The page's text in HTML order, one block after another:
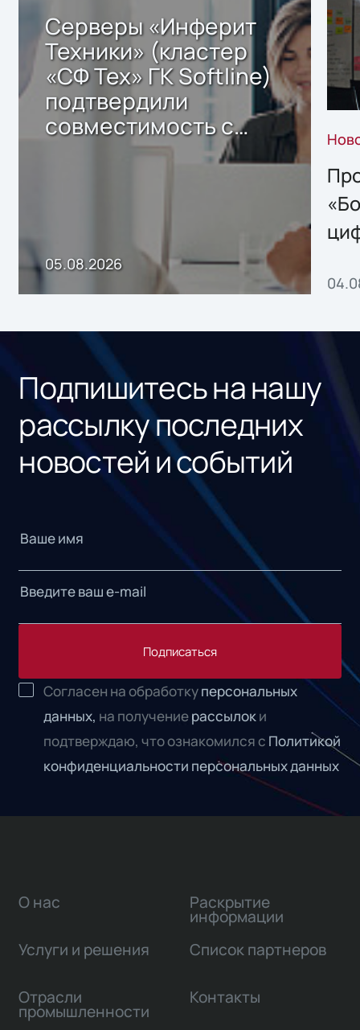
Серверы «Инферит
Техники» (кластер
«СФ Тех» ГК Softline)
подтвердили
совместимость с
решением Sharx
05.08.2026
Подпишитесь на нашу
рассылку последних
новостей и событий
Подписаться
Согласен на обработкуперсональных
данных, на получениерассылоки
подтверждаю, что ознакомился с Политикой
конфиденциальности персональных данных
О нас
Услуги и решения
Отрасли
промышленности
Раскрытие
информации
Список партнеров
Контакты